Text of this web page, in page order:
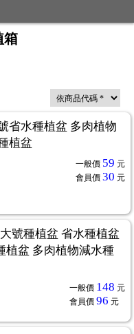
箱
省水種植盆 多肉植物
植盆
一般價 59 元
會員價 30 元
號種植盆 省水種植盆
植盆 多肉植物減水種
一般價 148 元
會員價 96 元